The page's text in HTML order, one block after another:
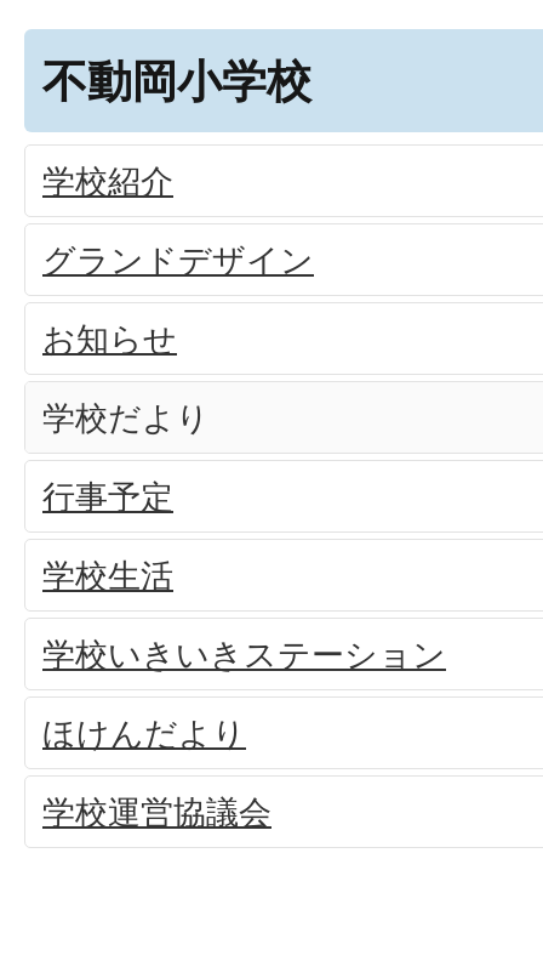
不動岡小学校
学校紹介
グランドデザイン
お知らせ
学校だより
行事予定
学校生活
学校いきいきステーション
ほけんだより
学校運営協議会